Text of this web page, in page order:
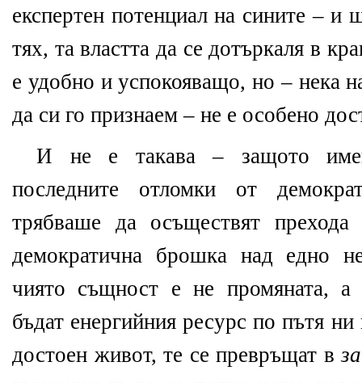
експертен потенциал на сините – и
тях, та властта да се дотъркаля в
е удобно и успокояващо, но – нека
да си го признаем – не е особено
И не е такава – защото
последните отломки от
трябваше да осъществят
демократична брошка над едно
чиято същност е не промяната,
бъдат енергийния ресурс по пътя
достоен живот, те се превръщат в